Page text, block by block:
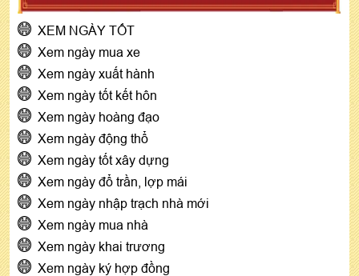
XEM NGÀY TỐT
Xem ngày mua xe
Xem ngày xuất hành
Xem ngày tốt kết hôn
Xem ngày hoàng đạo
Xem ngày động thổ
Xem ngày tốt xây dựng
Xem ngày đổ trần, lợp mái
Xem ngày nhập trạch nhà mới
Xem ngày mua nhà
Xem ngày khai trương
Xem ngày ký hợp đồng